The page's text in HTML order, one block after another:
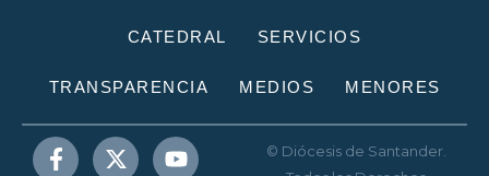
CATEDRAL SERVICIOS
TRANSPARENCIA MEDIOS MENORES
© Diócesis de Santander.